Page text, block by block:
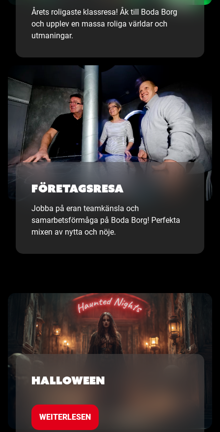
Årets roligaste klassresa! Åk till Boda Borg
och upplev en massa roliga världar och
utmaningar.
Företagsresa
Jobba på eran teamkänsla och
samarbetsförmåga på Boda Borg! Perfekta
mixen av nytta och nöje.
Halloween
WEITERLESEN